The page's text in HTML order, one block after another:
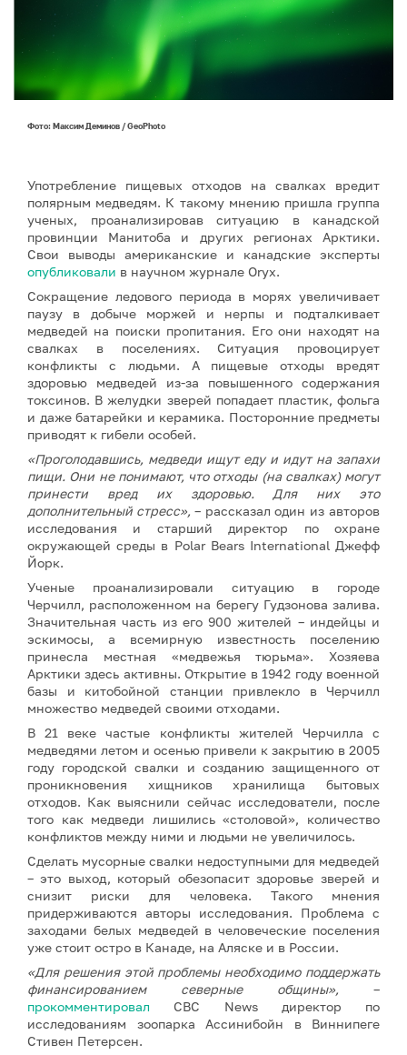
Фото: Максим Деминов / GeoPhoto
Употребление пищевых отходов на свалках вредит
полярным медведям. К такому мнению пришла группа
ученых, проанализировав ситуацию в канадской
провинции Манитоба и других регионах Арктики.
Свои выводы американские и канадские эксперты
опубликовали в научном журнале Oryx.
Сокращение ледового периода в морях увеличивает
паузу в добыче моржей и нерпы и подталкивает
медведей на поиски пропитания. Его они находят на
свалках в поселениях. Ситуация провоцирует
конфликты с людьми. А пищевые отходы вредят
здоровью медведей из-за повышенного содержания
токсинов. В желудки зверей попадает пластик, фольга
и даже батарейки и керамика. Посторонние предметы
приводят к гибели особей.
«Проголодавшись, медведи ищут еду и идут на запахи
пищи. Они не понимают, что отходы (на свалках) могут
принести вред их здоровью. Для них это
дополнительный стресс», – рассказал один из авторов
исследования и старший директор по охране
окружающей среды в Polar Bears International Джефф
Йорк.
Ученые проанализировали ситуацию в городе
Черчилл, расположенном на берегу Гудзонова залива.
Значительная часть из его 900 жителей – индейцы и
эскимосы, а всемирную известность поселению
принесла местная «медвежья тюрьма». Хозяева
Арктики здесь активны. Открытие в 1942 году военной
базы и китобойной станции привлекло в Черчилл
множество медведей своими отходами.
В 21 веке частые конфликты жителей Черчилла с
медведями летом и осенью привели к закрытию в 2005
году городской свалки и созданию защищенного от
проникновения хищников хранилища бытовых
отходов. Как выяснили сейчас исследователи, после
того как медведи лишились «столовой», количество
конфликтов между ними и людьми не увеличилось.
Сделать мусорные свалки недоступными для медведей
– это выход, который обезопасит здоровье зверей и
снизит риски для человека. Такого мнения
придерживаются авторы исследования. Проблема с
заходами белых медведей в человеческие поселения
уже стоит остро в Канаде, на Аляске и в России.
«Для решения этой проблемы необходимо поддержать
финансированием северные общины», –
прокомментировал CBC News директор по
исследованиям зоопарка Ассинибойн в Виннипеге
Стивен Петерсен.